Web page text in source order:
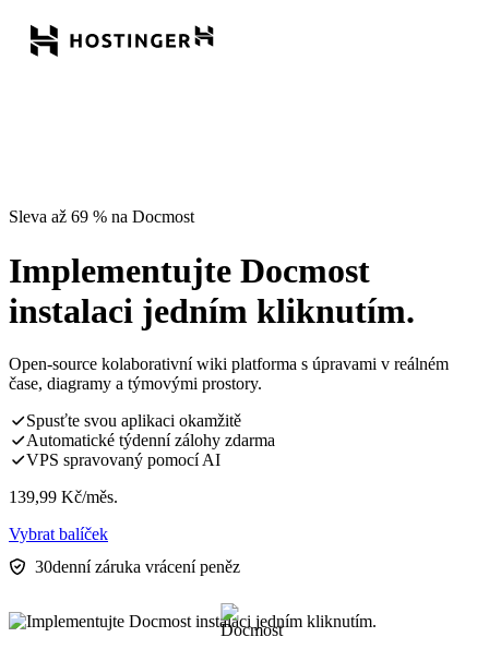
Sleva až 69 % na Docmost
Implementujte Docmost
instalaci jedním kliknutím.
Open-source kolaborativní wiki platforma s úpravami v reálném
čase, diagramy a týmovými prostory.
Spusťte svou aplikaci okamžitě
Automatické týdenní zálohy zdarma
VPS spravovaný pomocí AI
139,99 Kč/měs.
Vybrat balíček
30denní záruka vrácení peněz